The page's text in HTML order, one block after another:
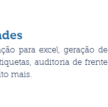
para excel, geração de
auditoria de frente
mais.